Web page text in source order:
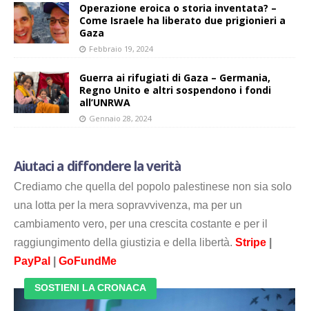
Operazione eroica o storia inventata? –
Come Israele ha liberato due prigionieri a
Gaza
Febbraio 19, 2024
Guerra ai rifugiati di Gaza – Germania,
Regno Unito e altri sospendono i fondi
all’UNRWA
Gennaio 28, 2024
Aiutaci a diffondere la verità
Crediamo che quella del popolo palestinese non sia solo
una lotta per la mera sopravvivenza, ma per un
cambiamento vero, per una crescita costante e per il
raggiungimento della giustizia e della libertà. Stripe
PayPal
GoFundMe
SOSTIENI LA CRONACA